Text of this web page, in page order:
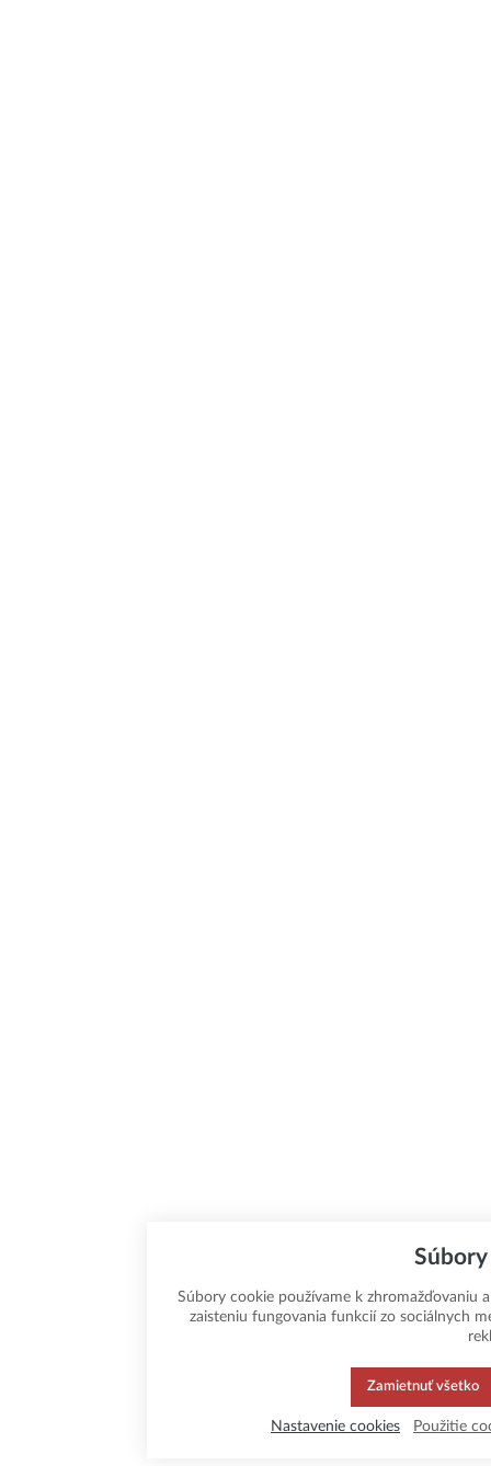
Súbory cookie používame k zhromažďovaniu
zaisteniu fungovania funkcií zo sociálnych
Zamietnuť všetko
Nastavenie cookies Použitie